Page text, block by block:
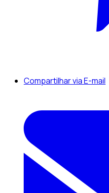
Compartilhar via E-mail